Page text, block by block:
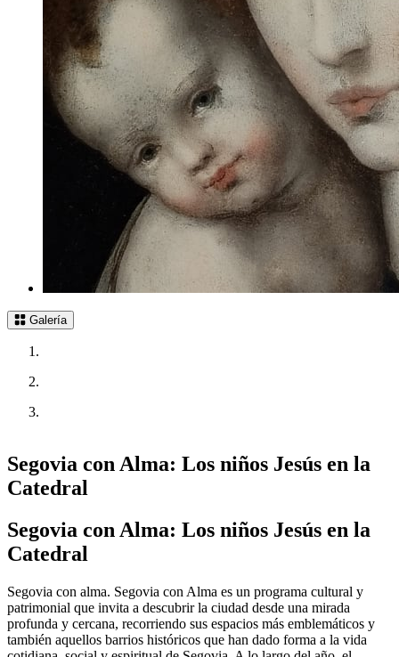
Galería
Segovia con Alma: Los niños Jesús en la
Catedral
Segovia con Alma: Los niños Jesús en la
Catedral
Segovia con alma. Segovia con Alma es un programa cultural y
patrimonial que invita a descubrir la ciudad desde una mirada
profunda y cercana, recorriendo sus espacios más emblemáticos y
también aquellos barrios históricos que han dado forma a la vida